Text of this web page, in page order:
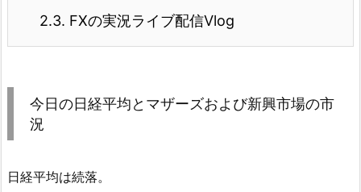
2.3. FXの実況ライブ配信Vlog
今日の日経平均とマザーズおよび新興市場の市
況
日経平均は続落。